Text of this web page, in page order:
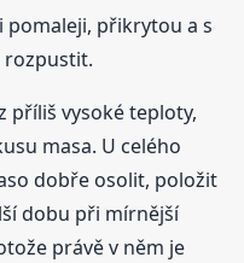
pomaleji, přikrytou a s
rozpustit.
příliš vysoké teploty,
masa. U celého
dobře osolit, položit
dobu při mírnější
právě v něm je